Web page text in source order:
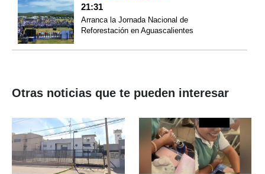
21:31
Arranca la Jornada Nacional de
Reforestación en Aguascalientes
Otras noticias que te pueden interesar